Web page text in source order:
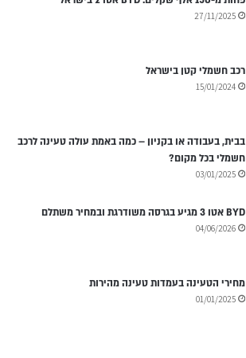
27/11/2025
רכב חשמלי קטן בישראל
15/01/2024
בבית, בעבודה או בקניון – כמה באמת עולה טעינה לרכב
חשמלי בכל מקום?
03/01/2025
BYD אטו 3 מגיע בגרסה משודרגת ובמחיר משתלם
04/06/2026
מחירי הטעינה בעמדות טעינה מהירות
01/01/2025